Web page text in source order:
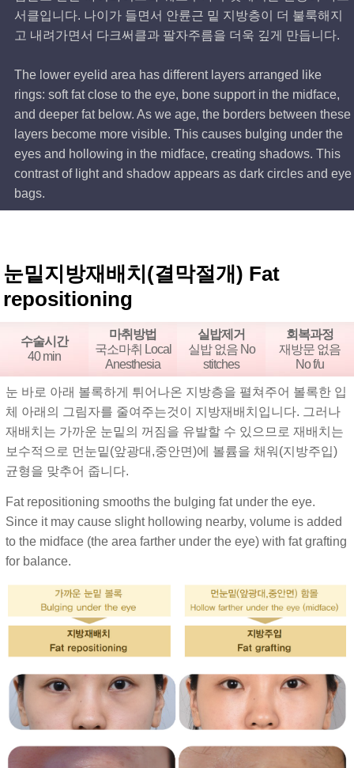
서클입니다. 나이가 들면서 안륜근 밑 지방층이 더 불룩해지
고 내려가면서 다크써클과 팔자주름을 더욱 깊게 만듭니다.
The lower eyelid area has different layers arranged like
rings: soft fat close to the eye, bone support in the midface,
and deeper fat below. As we age, the borders between these
layers become more visible. This causes bulging under the
eyes and hollowing in the midface, creating shadows. This
contrast of light and shadow appears as dark circles and eye
bags.
눈밑지방재배치(결막절개) Fat
repositioning
수술시간
40 min
마취방법
국소마취 Local
Anesthesia
실밥제거
실밥 없음 No
stitches
회복과정
재방문 없음
No f/u
눈 바로 아래 볼록하게 튀어나온 지방층을 펼쳐주어 볼록한 입
체 아래의 그림자를 줄여주는것이 지방재배치입니다. 그러나
재배치는 가까운 눈밑의 꺼짐을 유발할 수 있으므로 재배치는
보수적으로 먼눈밑(앞광대,중안면)에 볼륨을 채워(지방주입)
균형을 맞추어 줍니다.
Fat repositioning smooths the bulging fat under the eye.
Since it may cause slight hollowing nearby, volume is added
to the midface (the area farther under the eye) with fat grafting
for balance.